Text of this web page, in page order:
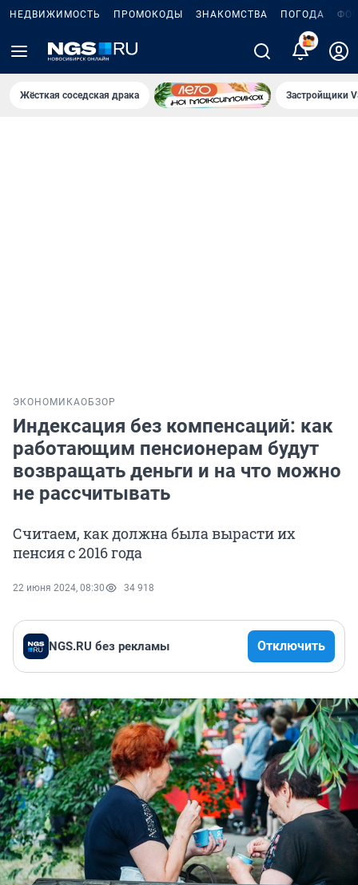
НЕДВИЖИМОСТЬ ПРОМОКОДЫ ЗНАКОМСТВА ПОГОДА
5
Жёсткая соседская драка Застройщики
ЭКОНОМИКАОБЗОР
Индексация без компенсаций: как
работающим пенсионерам будут
возвращать деньги и на что можно
не рассчитывать
Считаем, как должна была вырасти их
пенсия с 2016 года
22 июня 2024, 08:30 34 918
NGS.RU без рекламы Отключить